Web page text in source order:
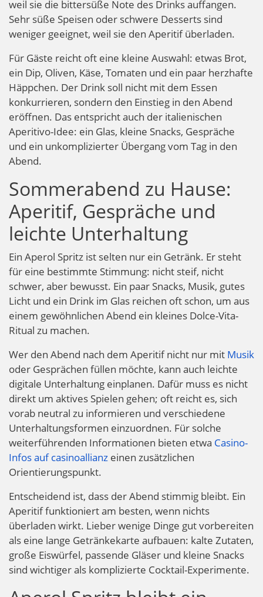
weil sie die bittersüße Note des Drinks auffangen.
Sehr süße Speisen oder schwere Desserts sind
weniger geeignet, weil sie den Aperitif überladen.
Für Gäste reicht oft eine kleine Auswahl: etwas Brot,
ein Dip, Oliven, Käse, Tomaten und ein paar herzhafte
Häppchen. Der Drink soll nicht mit dem Essen
konkurrieren, sondern den Einstieg in den Abend
eröffnen. Das entspricht auch der italienischen
Aperitivo-Idee: ein Glas, kleine Snacks, Gespräche
und ein unkomplizierter Übergang vom Tag in den
Abend.
Sommerabend zu Hause:
Aperitif, Gespräche und
leichte Unterhaltung
Ein Aperol Spritz ist selten nur ein Getränk. Er steht
für eine bestimmte Stimmung: nicht steif, nicht
schwer, aber bewusst. Ein paar Snacks, Musik, gutes
Licht und ein Drink im Glas reichen oft schon, um aus
einem gewöhnlichen Abend ein kleines Dolce-Vita-
Ritual zu machen.
Wer den Abend nach dem Aperitif nicht nur mit Musik
oder Gesprächen füllen möchte, kann auch leichte
digitale Unterhaltung einplanen. Dafür muss es nicht
direkt um aktives Spielen gehen; oft reicht es, sich
vorab neutral zu informieren und verschiedene
Unterhaltungsformen einzuordnen. Für solche
weiterführenden Informationen bieten etwa Casino-
Infos auf casinoallianz einen zusätzlichen
Orientierungspunkt.
Entscheidend ist, dass der Abend stimmig bleibt. Ein
Aperitif funktioniert am besten, wenn nichts
überladen wirkt. Lieber wenige Dinge gut vorbereiten
als eine lange Getränkekarte aufbauen: kalte Zutaten,
große Eiswürfel, passende Gläser und kleine Snacks
sind wichtiger als komplizierte Cocktail-Experimente.